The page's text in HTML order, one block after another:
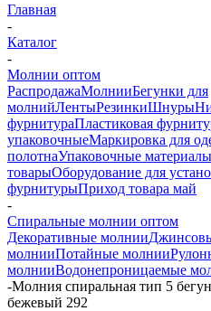
Главная
-
Каталог
-
Молнии оптом
РаспродажаМолнииБегунки для
молнийЛентыРезинкиШнуры
фурнитураПластиковая
упаковочныеМаркировка для
полотнаУпаковочные материалы
товарыОборудование для
фурнитурыПриход товара май
-
Спиральные молнии оптом
Декоративные молнии
молнииПотайные молнии
молнииВодонепроницаемые
-Молния спиральная тип 5
бежевый 292